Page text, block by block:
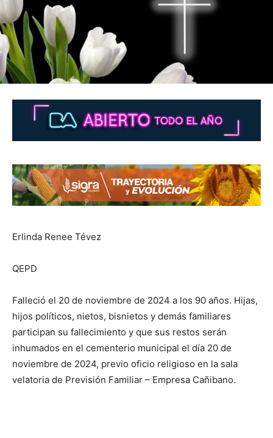
Erlinda Renee Tévez
QEPD
Falleció el 20 de noviembre de 2024 a los 90 años. Hijas,
hijos políticos, nietos, bisnietos y demás familiares
participan su fallecimiento y que sus restos serán
inhumados en el cementerio municipal el día 20 de
noviembre de 2024, previo oficio religioso en la sala
velatoria de Previsión Familiar – Empresa Cañibano.